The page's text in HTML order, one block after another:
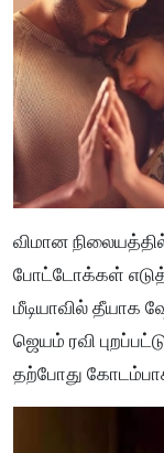
விமான
போட்டோக்கள்
மீடியாவில் தீயாக
ஜெயம் ரவி
தற்போது